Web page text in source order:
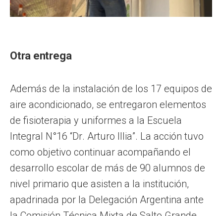
Otra entrega
Además de la instalación de los 17 equipos de
aire acondicionado, se entregaron elementos
de fisioterapia y uniformes a la Escuela
Integral N°16 “Dr. Arturo Illia”. La acción tuvo
como objetivo continuar acompañando el
desarrollo escolar de más de 90 alumnos de
nivel primario que asisten a la institución,
apadrinada por la Delegación Argentina ante